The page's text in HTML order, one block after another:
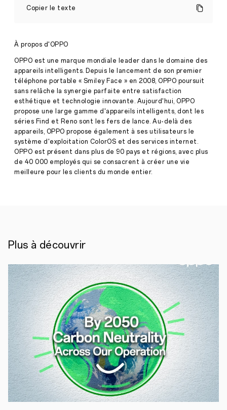
Copier le texte
un
changement
mondialStories
·févr.
26,
2021
Deux
lignes
de
force
nous
guident
systématiquement
chez
OPPO
progresser
les
technologies
afin
qu’elles
nous
procurent,
à
tous,
des
expériences
exceptionnelles.
Mais
nous
avons
des
ambitions
À propos d'OPPO
OPPO est une marque mondiale leader dans le domaine des
appareils intelligents. Depuis le lancement de son premier
téléphone portable « Smiley Face » en 2008, OPPO poursuit
sans relâche la synergie parfaite entre satisfaction
esthétique et technologie innovante. Aujourd'hui, OPPO
propose une large gamme d'appareils intelligents, dont les
séries Find et Reno sont les fers de lance. Au-delà des
appareils, OPPO propose également à ses utilisateurs le
système d'exploitation ColorOS et des services internet.
OPPO est présent dans plus de 90 pays et régions, avec plus
de 40 000 employés qui se consacrent à créer une vie
meilleure pour les clients du monde entier.
Plus à découvrir